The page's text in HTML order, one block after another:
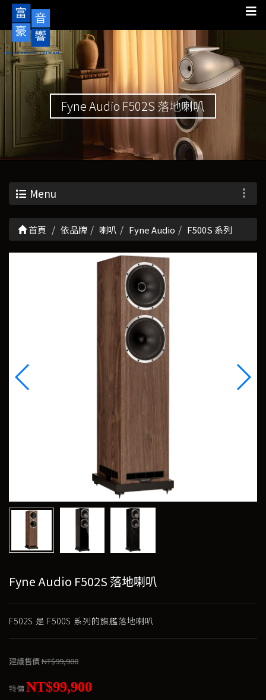
Fyne Audio F502S 落地喇叭
Menu
首頁 依品牌 喇叭 Fyne Audio F500S 系列
Fyne Audio F502S 落地喇叭
F502S 是 F500S 系列的旗艦落地喇叭
建議售價NT$99,900
特價NT$99,900